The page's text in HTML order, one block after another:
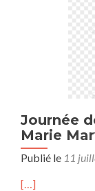
Journée
Marie
Publié le 11
[…]